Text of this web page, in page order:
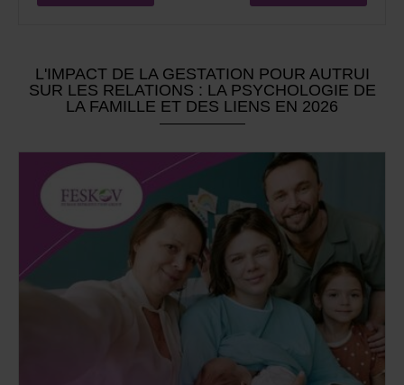
L'IMPACT DE LA GESTATION POUR AUTRUI
SUR LES RELATIONS : LA PSYCHOLOGIE DE
LA FAMILLE ET DES LIENS EN 2026